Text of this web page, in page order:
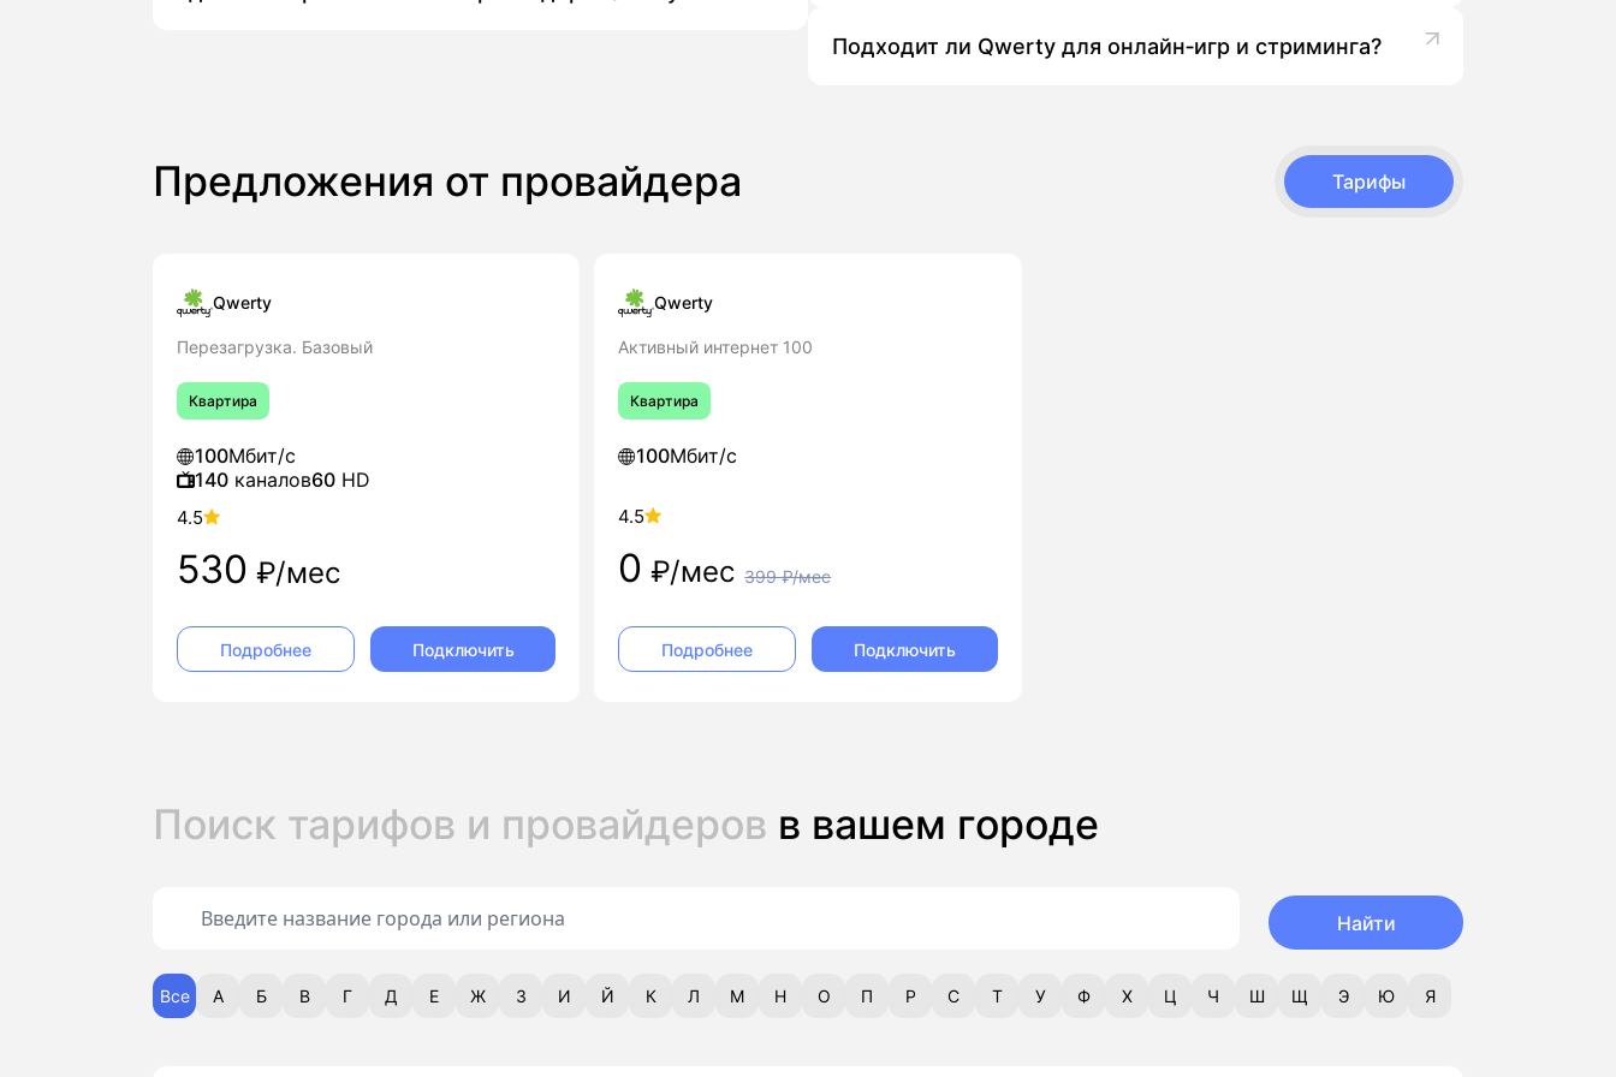
Оформление заявки: оставляете контакты на сайте или звоните по указанному номеру для подключения.
организуем подключение «под ключ» в удобное для вас время.
Подходит ли Qwerty для онлайн‑игр и стриминга?
Предложения от провайдера Тарифы
Qwerty
Перезагрузка. Базовый
Квартира
100Мбит/с
140 каналов60 HD
4.5
530 ₽/мес
Подробнее Подключить
Qwerty
Активный интернет 100
Квартира
100Мбит/с
4.5
0 ₽/мес 399₽/мес
Подробнее Подключить
Поиск тарифов и провайдеров в вашем городе
Найти
Все А Б В Г Д Е Ж З И Й К Л М Н О П Р С Т У Ф Х Ц Ч Ш Щ Э Ю Я